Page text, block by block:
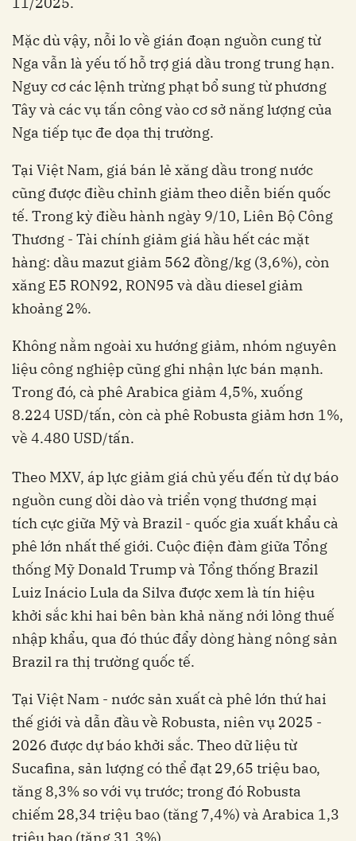
Mặc dù vậy, nỗi lo về gián đoạn nguồn cung từ
Nga vẫn là yếu tố hỗ trợ giá dầu trong trung hạn.
Nguy cơ các lệnh trừng phạt bổ sung từ phương
Tây và các vụ tấn công vào cơ sở năng lượng của
Nga tiếp tục đe dọa thị trường.
Tại Việt Nam, giá bán lẻ xăng dầu trong nước
cũng được điều chỉnh giảm theo diễn biến quốc
tế. Trong kỳ điều hành ngày 9/10, Liên Bộ Công
Thương - Tài chính giảm giá hầu hết các mặt
hàng: dầu mazut giảm 562 đồng/kg (3,6%), còn
xăng E5 RON92, RON95 và dầu diesel giảm
khoảng 2%.
Không nằm ngoài xu hướng giảm, nhóm nguyên
liệu công nghiệp cũng ghi nhận lực bán mạnh.
Trong đó, cà phê Arabica giảm 4,5%, xuống
8.224 USD/tấn, còn cà phê Robusta giảm hơn 1%,
về 4.480 USD/tấn.
Theo MXV, áp lực giảm giá chủ yếu đến từ dự báo
nguồn cung dồi dào và triển vọng thương mại
tích cực giữa Mỹ và Brazil - quốc gia xuất khẩu cà
phê lớn nhất thế giới. Cuộc điện đàm giữa Tổng
thống Mỹ Donald Trump và Tổng thống Brazil
Luiz Inácio Lula da Silva được xem là tín hiệu
khởi sắc khi hai bên bàn khả năng nới lỏng thuế
nhập khẩu, qua đó thúc đẩy dòng hàng nông sản
Brazil ra thị trường quốc tế.
Tại Việt Nam - nước sản xuất cà phê lớn thứ hai
thế giới và dẫn đầu về Robusta, niên vụ 2025 -
2026 được dự báo khởi sắc. Theo dữ liệu từ
Sucafina, sản lượng có thể đạt 29,65 triệu bao,
tăng 8,3% so với vụ trước; trong đó Robusta
chiếm 28,34 triệu bao (tăng 7,4%) và Arabica 1,3